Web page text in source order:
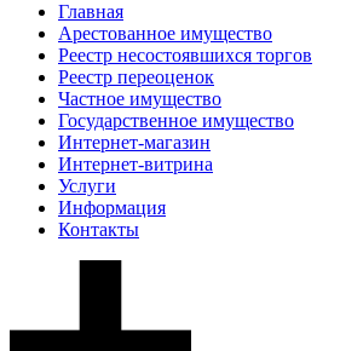
Главная
Арестованное имущество
Реестр несостоявшихся торгов
Реестр переоценок
Частное имущество
Государственное имущество
Интернет-магазин
Интернет-витрина
Услуги
Информация
Контакты